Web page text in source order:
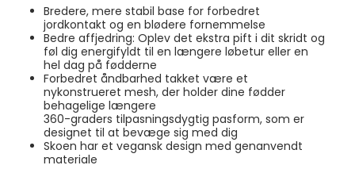
Bredere, mere stabil base for forbedret
jordkontakt og en blødere fornemmelse
Bedre affjedring: Oplev det ekstra pift i dit skridt og
føl dig energifyldt til en længere løbetur eller en
hel dag på fødderne
Forbedret åndbarhed takket være et
nykonstrueret mesh, der holder dine fødder
behagelige længere
360-graders tilpasningsdygtig pasform, som er
designet til at bevæge sig med dig
Skoen har et vegansk design med genanvendt
materiale